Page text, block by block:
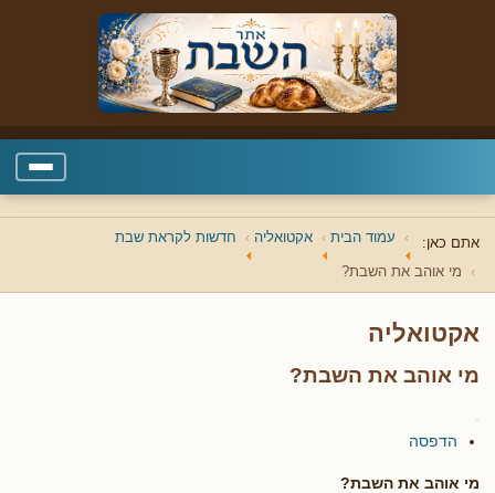
אתם כאן: עמוד הבית אקטואליה חדשות לקראת שבת
מי אוהב את השבת?
אקטואליה
מי אוהב את השבת?
הדפסה
מי אוהב את השבת?